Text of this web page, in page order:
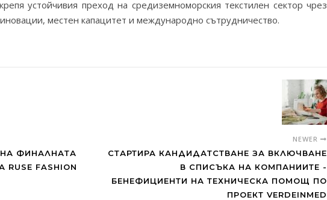
устойчивия преход на средиземноморския текстилен сектор чрез
местен капацитет и международно сътрудничество.
ФИНАЛНАТА
FASHION
NEWER
СТАРТИРА КАНДИДАТСТВАНЕ ЗА ВКЛЮЧВАНЕ
В СПИСЪКА НА КОМПАНИИТЕ -
БЕНЕФИЦИЕНТИ НА ТЕХНИЧЕСКА ПОМОЩ ПО
ПРОЕКТ VERDEINMED